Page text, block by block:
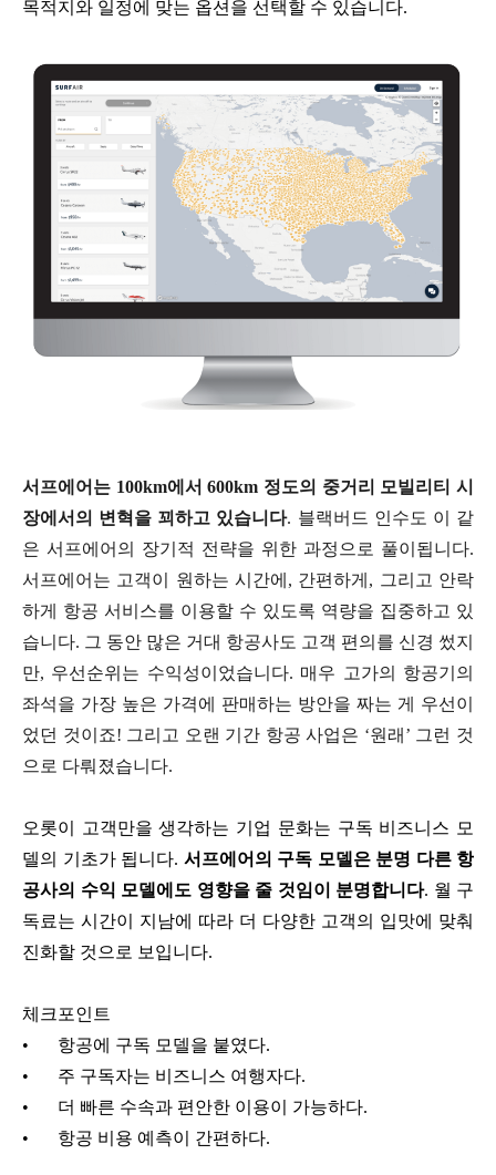
목적지와 일정에 맞는 옵션을 선택할 수 있습니다.
서프에어는 100km에서 600km 정도의 중거리 모빌리티 시
장에서의 변혁을 꾀하고 있습니다. 블랙버드 인수도 이 같
은 서프에어의 장기적 전략을 위한 과정으로 풀이됩니다.
서프에어는 고객이 원하는 시간에, 간편하게, 그리고 안락
하게 항공 서비스를 이용할 수 있도록 역량을 집중하고 있
습니다. 그 동안 많은 거대 항공사도 고객 편의를 신경 썼지
만, 우선순위는 수익성이었습니다. 매우 고가의 항공기의
좌석을 가장 높은 가격에 판매하는 방안을 짜는 게 우선이
었던 것이죠! 그리고 오랜 기간 항공 사업은 ‘원래’ 그런 것
으로 다뤄졌습니다.
오롯이 고객만을 생각하는 기업 문화는 구독 비즈니스 모
델의 기초가 됩니다. 서프에어의 구독 모델은 분명 다른 항
공사의 수익 모델에도 영향을 줄 것임이 분명합니다. 월 구
독료는 시간이 지남에 따라 더 다양한 고객의 입맛에 맞춰
진화할 것으로 보입니다.
체크포인트
•
항공에 구독 모델을 붙였다.
•
주 구독자는 비즈니스 여행자다.
•
더 빠른 수속과 편안한 이용이 가능하다.
•
항공 비용 예측이 간편하다.